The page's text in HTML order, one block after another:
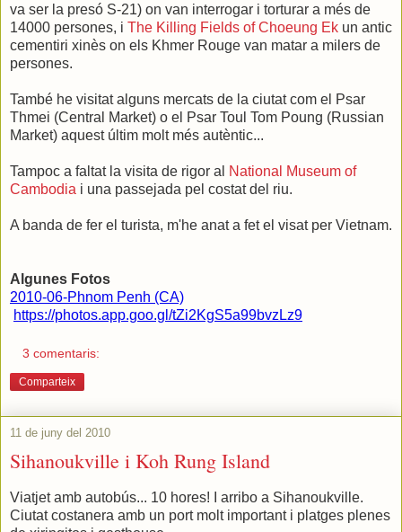
va ser la presó S-21) on van interrogar i torturar a més de
14000 persones, i The Killing Fields of Choeung Ek un antic
cementiri xinès on els Khmer Rouge van matar a milers de
persones.
També he visitat alguns mercats de la ciutat com el Psar
Thmei (Central Market) o el Psar Toul Tom Poung (Russian
Market) aquest últim molt més autèntic...
Tampoc a faltat la visita de rigor al
National Museum of
Cambodia i una passejada pel costat del riu.
A banda de fer el turista, m'he anat a fet el visat per Vietnam.
Algunes Fotos
2010-06-Phnom Penh (CA)
https://photos.app.goo.gl/tZi2KgS5a99bvzLz9
3 comentaris:
Comparteix
11 de juny del 2010
Sihanoukville i Koh Rung Island
Viatjet amb autobús... 10 hores! I arribo a Sihanoukville.
Ciutat costanera amb un port molt important i platges plenes